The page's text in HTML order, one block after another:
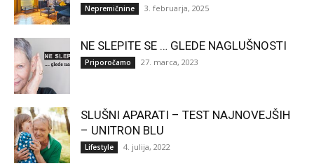
Nepremičnine 3. februarja, 2025
NE SLEPITE SE … GLEDE NAGLUŠNOSTI
Priporočamo 27. marca, 2023
SLUŠNI APARATI – TEST NAJNOVEJŠIH
– UNITRON BLU
Lifestyle 4. julija, 2022